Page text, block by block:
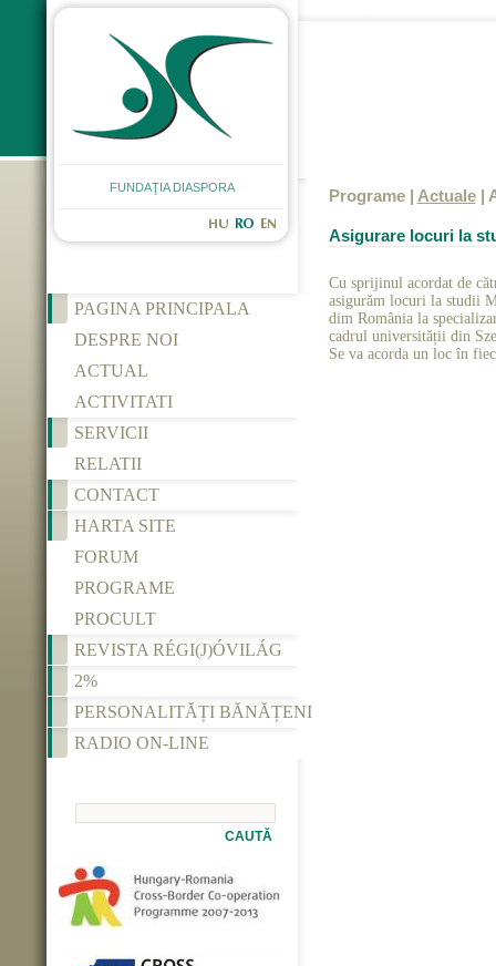
FUNDAŢIA DIASPORA
PAGINA PRINCIPALA
DESPRE NOI
ACTUAL
ACTIVITATI
SERVICII
RELATII
CONTACT
HARTA SITE
FORUM
PROGRAME
PROCULT
REVISTA RÉGI(J)ÓVILÁG
2%
PERSONALITĂȚI BĂNĂȚENI
RADIO ON-LINE
CAUTĂ
Programe | Actuale|
Asigurare locuri la
Cu sprijinul acordat de
asigurăm locuri la studii
dim România la
cadrul universității din
Se va acorda un loc în